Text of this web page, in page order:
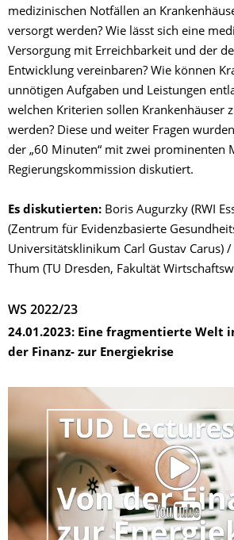
medizinischen Notfällen an
versorgt werden? Wie lässt sich eine
Versorgung mit Erreichbarkeit und der
Entwicklung vereinbaren? Wie können
unnötigen Aufgaben und Leistungen
welchen Kriterien sollen Krankenhäuser
werden? Diese und weiter Fragen
der „60 Minuten“ mit zwei prominenten
Regierungskommission diskutiert.
Es diskutierten: Boris Augurzky (RWI
(Zentrum für Evidenzbasierte
Universitätsklinikum Carl Gustav Carus) /
Thum (TU Dresden, Fakultät
WS 2022/23
24.01.2023: Eine fragmentierte Welt
der Finanz- zur Energiekrise